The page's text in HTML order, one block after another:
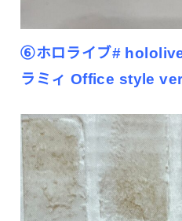
⑥ホロライブ#
ラミィ Office style